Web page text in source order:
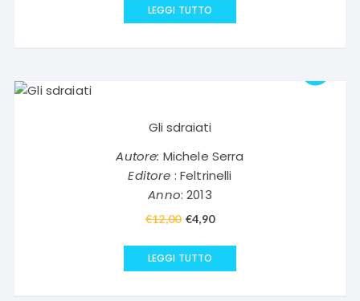
LEGGI TUTTO
Gli sdraiati
Autore: Michele Serra
Editore : Feltrinelli
Anno: 2013
€12,00 Il
originale
€4,90Il
LEGGI TUTTO